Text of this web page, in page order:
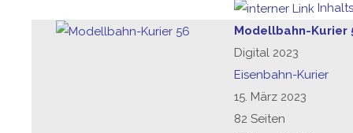
Modellbahn-Kurier
Digital 2023
Eisenbahn-Kurier
15. März 2023
82 Seiten